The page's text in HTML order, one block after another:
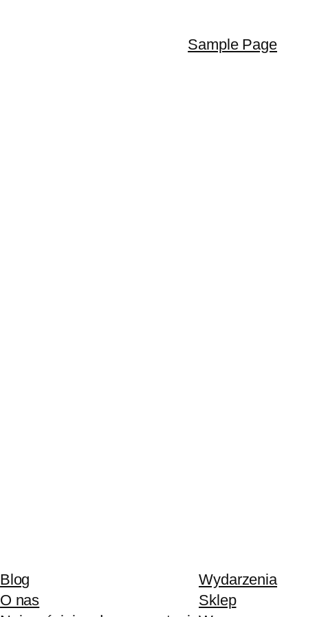
Sample Page
Blog
O nas
Wydarzenia
Sklep